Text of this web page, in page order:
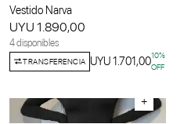
Vestido Narva
UYU 1.890,00
4 disponibles
TRANSFERENCIA UYU 1.701,0010%
OFF
+